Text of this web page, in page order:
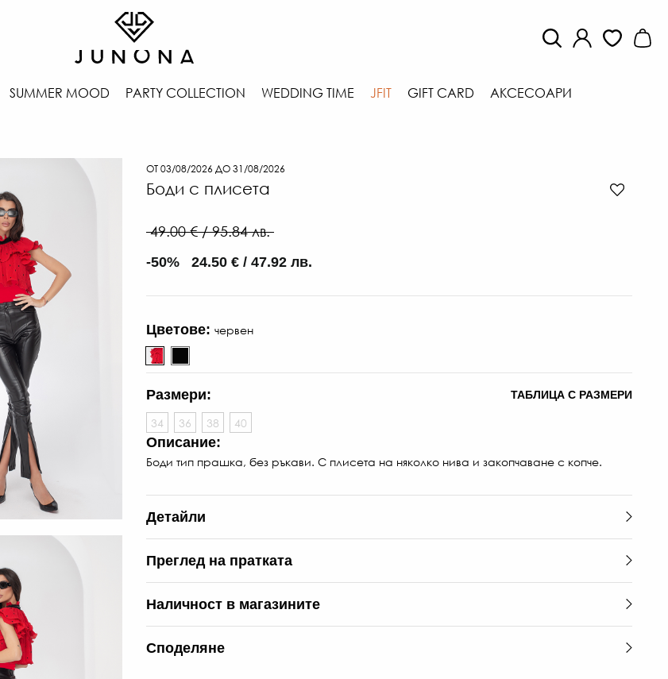
SUMMER MOOD PARTY COLLECTION WEDDING TIME JFIT GIFT CARD АКСЕСОАРИ
ОТ 03/08/2026 ДО 31/08/2026
Боди с плисета
49.00 € / 95.84 лв.
-50% 24.50 € / 47.92 лв.
Цветове: червен
Размери: ТАБЛИЦА С РАЗМЕРИ
34 36 38 40
Описание:
Боди тип прашка, без ръкави. С плисета на няколко нива и закопчаване с копче.
Детайли
Преглед на пратката
Наличност в магазините
Споделяне